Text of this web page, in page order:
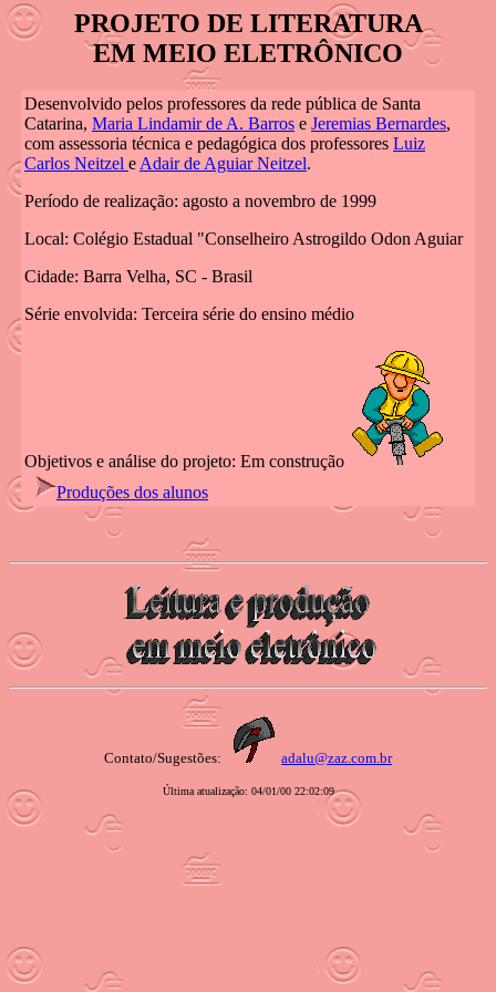
PROJETO DE LITERATURA
EM MEIO ELETRÔNICO
Desenvolvido pelos professores da rede pública de Santa
Catarina, Maria Lindamir de A. Barros e Jeremias Bernardes,
com assessoria técnica e pedagógica dos professores Luiz
Carlos Neitzel e Adair de Aguiar Neitzel.
Período de realização: agosto a novembro de 1999
Local: Colégio Estadual "Conselheiro Astrogildo Odon Aguiar
Cidade: Barra Velha, SC - Brasil
Série envolvida: Terceira série do ensino médio
Objetivos e análise do projeto: Em construção
Produções dos alunos
Contato/Sugestões: adalu@zaz.com.br
Última atualização: 04/01/00 22:02:09